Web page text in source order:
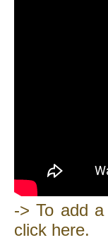
-> To add
click here.